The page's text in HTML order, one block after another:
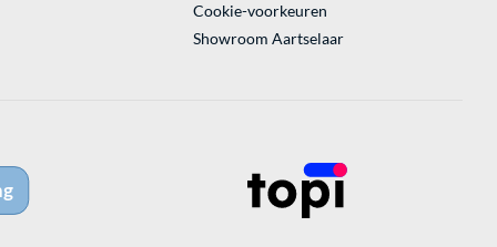
Cookie-voorkeuren
Showroom Aartselaar